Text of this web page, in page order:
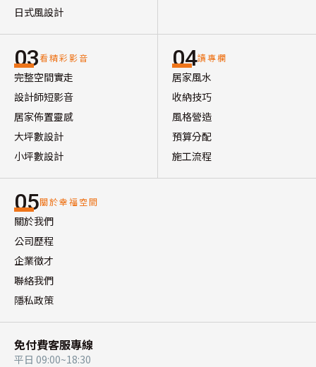
日式風設計
03看精彩影音
完整空間實走
設計師短影音
居家佈置靈感
大坪數設計
小坪數設計
04讀專欄
居家風水
收納技巧
風格營造
預算分配
施工流程
05關於幸福空間
關於我們
公司歷程
企業徵才
聯絡我們
隱私政策
免付費客服專線
平日 09:00~18:30